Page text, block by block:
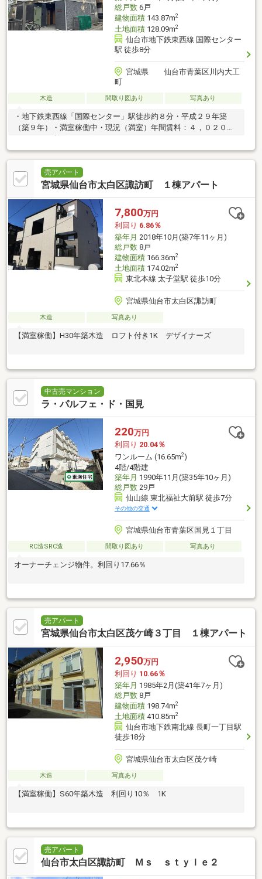
総戸数6戸
建物面積143.87m2
土地面積128.09m2
仙台市地下鉄東西線 国際センター
駅 徒歩8分
宮城県 仙台市青葉区川内大工
町
木造 間取り図あり 写真あり
・地下鉄東西線「国際センター」駅徒歩約８分・平成２９年築
（築９年）・満室稼働中・現況（満室）年間賃料：４，０２０，
売アパート
宮城県仙台市太白区諏訪町 １棟アパート
7,800万円
利回り 6.86％
築年月 2018年10月(築7年11ヶ月)
総戸数8戸
建物面積166.36m2
土地面積174.02m2
東北本線 太子堂駅 徒歩10分
宮城県仙台市太白区諏訪町
木造 写真あり
【満室稼働】H30年築木造 ロフト付き1K デザイナーズ
中古売マンション
ラ・パルフェ・ド・国見
220万円
利回り 20.04％
ワンルーム (16.65m2)
4階/4階建
築年月 1990年11月(築35年10ヶ月)
総戸数29戸
仙山線 東北福祉大前駅 徒歩7分
その他の交通
宮城県仙台市青葉区国見１丁目
RC造SRC造 間取り図あり 写真あり
オーナーチェンジ物件。利回り17.66％
売アパート
宮城県仙台市太白区茂ケ崎３丁目 １棟アパート
2,950万円
利回り 10.66％
築年月 1985年2月(築41年7ヶ月)
総戸数8戸
建物面積198.74m2
土地面積410.85m2
仙台市地下鉄南北線 長町一丁目駅
徒歩18分
宮城県仙台市太白区茂ケ崎
木造 写真あり
【満室稼働】S60年築木造 利回り10％ 1K
売アパート
仙台市太白区諏訪町 Ｍｓ ｓｔｙｌｅ２